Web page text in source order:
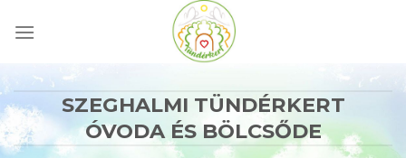
SZEGHALMI TÜNDÉRKERT
ÓVODA ÉS BÖLCSŐDE